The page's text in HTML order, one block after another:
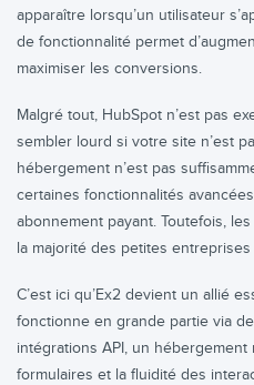
apparaître lorsqu’un utilisateur
de fonctionnalité permet
maximiser les conversions.
Malgré tout, HubSpot n’est pas
sembler lourd si votre site n’est
hébergement n’est pas
certaines fonctionnalités
abonnement payant. Toutefois,
la majorité des petites
C’est ici qu’Ex2 devient un allié
fonctionne en grande partie via
intégrations API, un hébergement
formulaires et la fluidité des